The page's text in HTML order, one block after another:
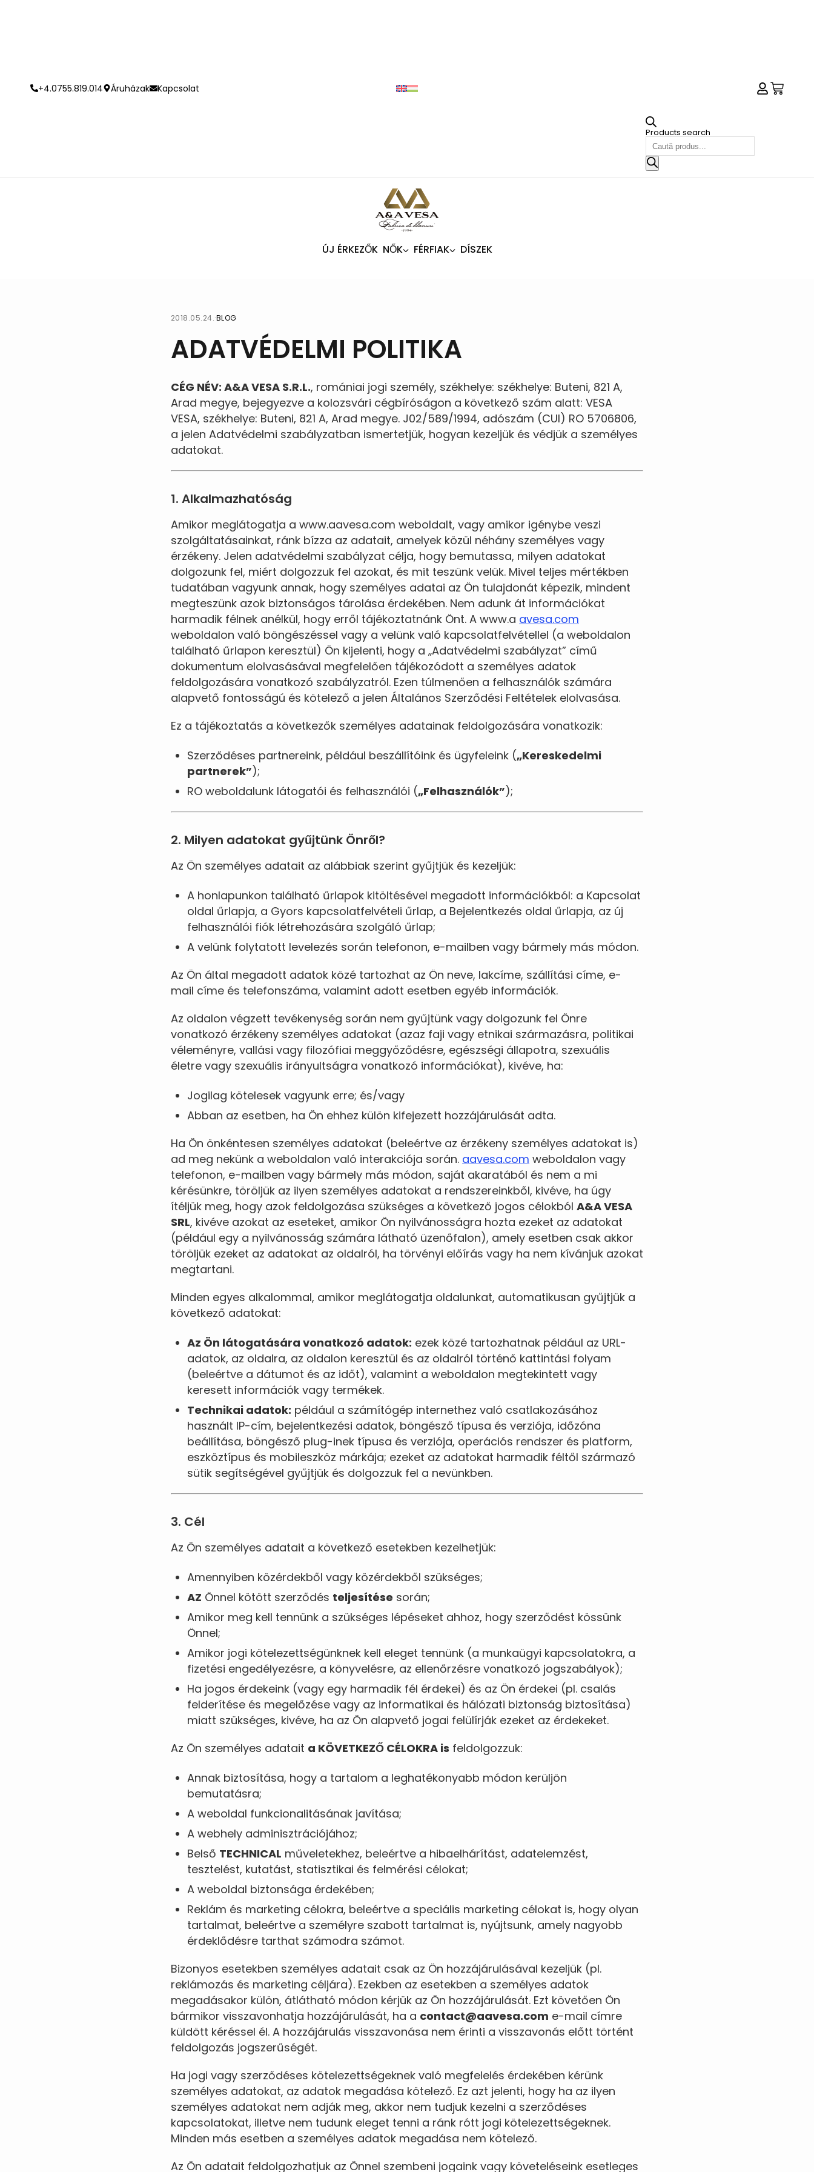
+4.0755.819.014 Áruházak Kapcsolat
Products search
ÚJ ÉRKEZŐK NŐK FÉRFIAK DÍSZEK
2018.05.24.·BLOG
ADATVÉDELMI POLITIKA
CÉG NÉV: A&A VESA S.R.L., romániai jogi személy, székhelye: székhelye: Buteni, 821 A,
Arad megye, bejegyezve a kolozsvári cégbíróságon a következő szám alatt: VESA
VESA, székhelye: Buteni, 821 A, Arad megye. J02/589/1994, adószám (CUI) RO 5706806,
a jelen Adatvédelmi szabályzatban ismertetjük, hogyan kezeljük és védjük a személyes
adatokat.
1. Alkalmazhatóság
Amikor meglátogatja a www.aavesa.com weboldalt, vagy amikor igénybe veszi
szolgáltatásainkat, ránk bízza az adatait, amelyek közül néhány személyes vagy
érzékeny. Jelen adatvédelmi szabályzat célja, hogy bemutassa, milyen adatokat
dolgozunk fel, miért dolgozzuk fel azokat, és mit teszünk velük. Mivel teljes mértékben
tudatában vagyunk annak, hogy személyes adatai az Ön tulajdonát képezik, mindent
megteszünk azok biztonságos tárolása érdekében. Nem adunk át információkat
harmadik félnek anélkül, hogy erről tájékoztatnánk Önt. A www.a avesa.com
weboldalon való böngészéssel vagy a velünk való kapcsolatfelvétellel (a weboldalon
található űrlapon keresztül) Ön kijelenti, hogy a „Adatvédelmi szabályzat” című
dokumentum elolvasásával megfelelően tájékozódott a személyes adatok
feldolgozására vonatkozó szabályzatról. Ezen túlmenően a felhasználók számára
alapvető fontosságú és kötelező a jelen Általános Szerződési Feltételek elolvasása.
Ez a tájékoztatás a következők személyes adatainak feldolgozására vonatkozik:
Szerződéses partnereink, például beszállítóink és ügyfeleink („Kereskedelmi
partnerek”);
RO weboldalunk látogatói és felhasználói („Felhasználók”);
2. Milyen adatokat gyűjtünk Önről?
Az Ön személyes adatait az alábbiak szerint gyűjtjük és kezeljük:
A honlapunkon található űrlapok kitöltésével megadott információkból: a Kapcsolat
oldal űrlapja, a Gyors kapcsolatfelvételi űrlap, a Bejelentkezés oldal űrlapja, az új
felhasználói fiók létrehozására szolgáló űrlap;
A velünk folytatott levelezés során telefonon, e-mailben vagy bármely más módon.
Az Ön által megadott adatok közé tartozhat az Ön neve, lakcíme, szállítási címe, e-
mail címe és telefonszáma, valamint adott esetben egyéb információk.
Az oldalon végzett tevékenység során nem gyűjtünk vagy dolgozunk fel Önre
vonatkozó érzékeny személyes adatokat (azaz faji vagy etnikai származásra, politikai
véleményre, vallási vagy filozófiai meggyőződésre, egészségi állapotra, szexuális
életre vagy szexuális irányultságra vonatkozó információkat), kivéve, ha:
Jogilag kötelesek vagyunk erre; és/vagy
Abban az esetben, ha Ön ehhez külön kifejezett hozzájárulását adta.
Ha Ön önkéntesen személyes adatokat (beleértve az érzékeny személyes adatokat is)
ad meg nekünk a weboldalon való interakciója során. aavesa.com weboldalon vagy
telefonon, e-mailben vagy bármely más módon, saját akaratából és nem a mi
kérésünkre, töröljük az ilyen személyes adatokat a rendszereinkből, kivéve, ha úgy
ítéljük meg, hogy azok feldolgozása szükséges a következő jogos célokból A&A VESA
SRL, kivéve azokat az eseteket, amikor Ön nyilvánosságra hozta ezeket az adatokat
(például egy a nyilvánosság számára látható üzenőfalon), amely esetben csak akkor
töröljük ezeket az adatokat az oldalról, ha törvényi előírás vagy ha nem kívánjuk azokat
megtartani.
Minden egyes alkalommal, amikor meglátogatja oldalunkat, automatikusan gyűjtjük a
következő adatokat:
Az Ön látogatására vonatkozó adatok: ezek közé tartozhatnak például az URL-
adatok, az oldalra, az oldalon keresztül és az oldalról történő kattintási folyam
(beleértve a dátumot és az időt), valamint a weboldalon megtekintett vagy
keresett információk vagy termékek.
Technikai adatok: például a számítógép internethez való csatlakozásához
használt IP-cím, bejelentkezési adatok, böngésző típusa és verziója, időzóna
beállítása, böngésző plug-inek típusa és verziója, operációs rendszer és platform,
eszköztípus és mobileszköz márkája; ezeket az adatokat harmadik féltől származó
sütik segítségével gyűjtjük és dolgozzuk fel a nevünkben.
3. Cél
Az Ön személyes adatait a következő esetekben kezelhetjük:
Amennyiben közérdekből vagy közérdekből szükséges;
AZ Önnel kötött szerződés teljesítése során;
Amikor meg kell tennünk a szükséges lépéseket ahhoz, hogy szerződést kössünk
Önnel;
Amikor jogi kötelezettségünknek kell eleget tennünk (a munkaügyi kapcsolatokra, a
fizetési engedélyezésre, a könyvelésre, az ellenőrzésre vonatkozó jogszabályok);
Ha jogos érdekeink (vagy egy harmadik fél érdekei) és az Ön érdekei (pl. csalás
felderítése és megelőzése vagy az informatikai és hálózati biztonság biztosítása)
miatt szükséges, kivéve, ha az Ön alapvető jogai felülírják ezeket az érdekeket.
Az Ön személyes adatait a KÖVETKEZŐ CÉLOKRA is feldolgozzuk:
Annak biztosítása, hogy a tartalom a leghatékonyabb módon kerüljön
bemutatásra;
A weboldal funkcionalitásának javítása;
A webhely adminisztrációjához;
Belső TECHNICAL műveletekhez, beleértve a hibaelhárítást, adatelemzést,
tesztelést, kutatást, statisztikai és felmérési célokat;
A weboldal biztonsága érdekében;
Reklám és marketing célokra, beleértve a speciális marketing célokat is, hogy olyan
tartalmat, beleértve a személyre szabott tartalmat is, nyújtsunk, amely nagyobb
érdeklődésre tarthat számodra számot.
Bizonyos esetekben személyes adatait csak az Ön hozzájárulásával kezeljük (pl.
reklámozás és marketing céljára). Ezekben az esetekben a személyes adatok
megadásakor külön, átlátható módon kérjük az Ön hozzájárulását. Ezt követően Ön
bármikor visszavonhatja hozzájárulását, ha a contact@aavesa.com e-mail címre
küldött kéréssel él. A hozzájárulás visszavonása nem érinti a visszavonás előtt történt
feldolgozás jogszerűségét.
Ha jogi vagy szerződéses kötelezettségeknek való megfelelés érdekében kérünk
személyes adatokat, az adatok megadása kötelező. Ez azt jelenti, hogy ha az ilyen
személyes adatokat nem adják meg, akkor nem tudjuk kezelni a szerződéses
kapcsolatokat, illetve nem tudunk eleget tenni a ránk rótt jogi kötelezettségeknek.
Minden más esetben a személyes adatok megadása nem kötelező.
Az Ön adatait feldolgozhatjuk az Önnel szembeni jogaink vagy követeléseink esetleges